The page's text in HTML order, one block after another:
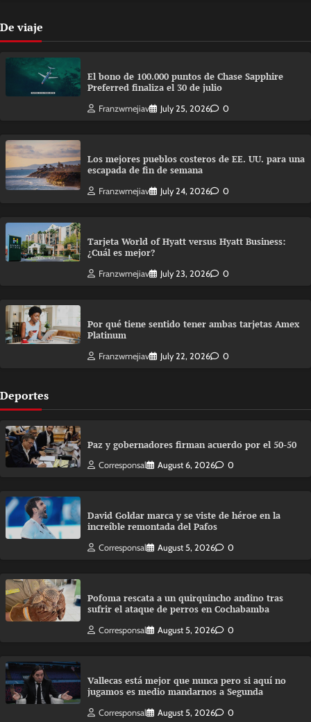
De viaje
El bono de 100.000 puntos de Chase Sapphire
Preferred finaliza el 30 de julio
Franzwmejiav July 25, 2026 0
Los mejores pueblos costeros de EE. UU. para una
escapada de fin de semana
Franzwmejiav July 24, 2026 0
Tarjeta World of Hyatt versus Hyatt Business:
¿Cuál es mejor?
Franzwmejiav July 23, 2026 0
Por qué tiene sentido tener ambas tarjetas Amex
Platinum
Franzwmejiav July 22, 2026 0
Deportes
Paz y gobernadores firman acuerdo por el 50-50
Corresponsal August 6, 2026 0
David Goldar marca y se viste de héroe en la
increíble remontada del Pafos
Corresponsal August 5, 2026 0
Pofoma rescata a un quirquincho andino tras
sufrir el ataque de perros en Cochabamba
Corresponsal August 5, 2026 0
Vallecas está mejor que nunca pero si aquí no
jugamos es medio mandarnos a Segunda
Corresponsal August 5, 2026 0